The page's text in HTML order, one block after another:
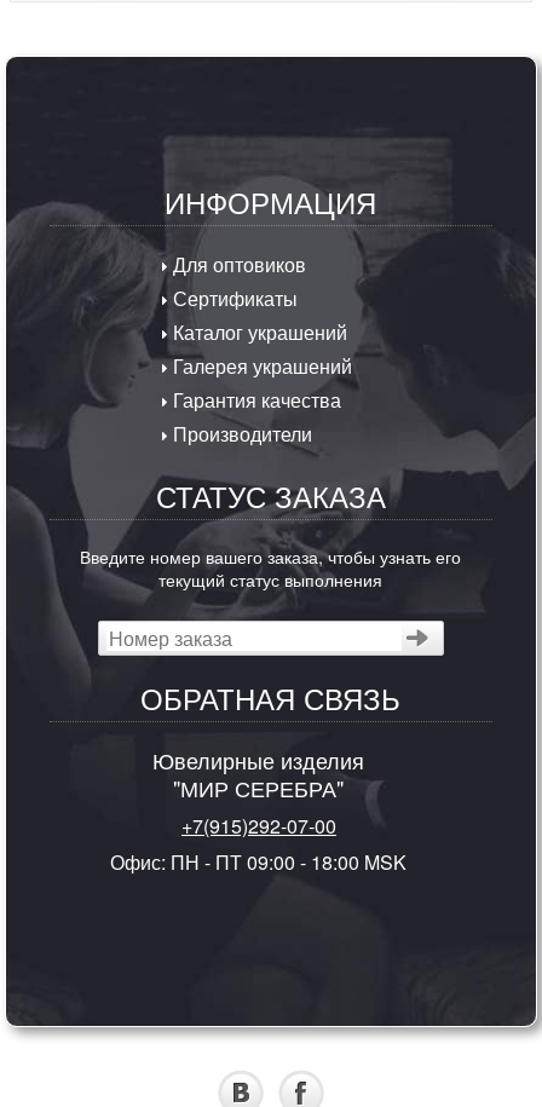
ИНФОРМАЦИЯ
Для оптовиков
Сертификаты
Каталог украшений
Галерея украшений
Гарантия качества
Производители
СТАТУС ЗАКАЗА
Введите номер вашего заказа, чтобы узнать его
текущий статус выполнения
ОБРАТНАЯ СВЯЗЬ
Ювелирные изделия
"МИР СЕРЕБРА"
+7(915)292-07-00
Офис: ПН - ПТ 09:00 - 18:00 MSK